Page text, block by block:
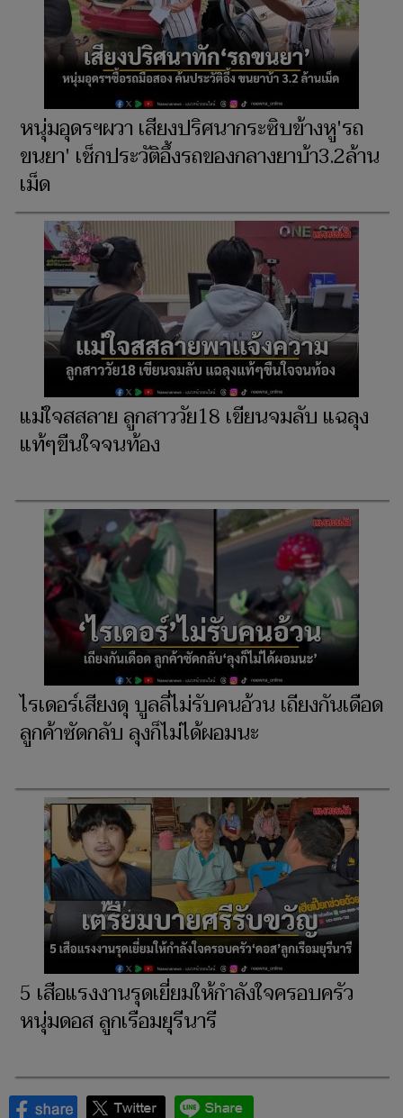
หนุ่มอุดรฯผวา เสียงปริศนากระซิบข้างหู'รถ
ขนยา' เช็กประวัติอึ้งรถของกลางยาบ้า3.2ล้าน
เม็ด
แม่ใจสสลาย ลูกสาววัย18 เขียนจมลับ แฉลุง
แท้ๆขืนใจจนท้อง
ไรเดอร์เสียงดุ บูลลี่ไม่รับคนอ้วน เถียงกันเดือด
ลูกค้าซัดกลับ ลุงก็ไม่ได้ผอมนะ
5 เสือแรงงานรุดเยี่ยมให้กำลังใจครอบครัว
หนุ่มดอส ลูกเรือมยุรีนารี